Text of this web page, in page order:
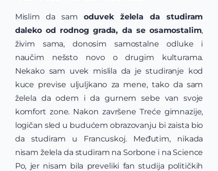
Mislim da samoduvek želela da studiram
daleko od rodnog grada, da se osamostalim,
živim sama, donosim samostalne odluke i
naučim nešsto novo o drugim kulturama.
Nekako sam uvek mislila da je studiranje kod
kuce previse uljuljkano za mene, tako da sam
želela da odem i da gurnem sebe van svoje
komfort zone. Nakon završene Treće gimnazije,
logičan sled u budućem obrazovanju bi zaista bio
da studiram u Francuskoj. Međutim, nikada
nisam želela da studiram na Sorbone i na Science
Po, jer nisam bila preveliki fan studija političkih